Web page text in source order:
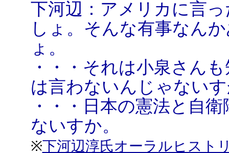
下河辺：アメリカに言
しょ。そんな有事なん
ょ。
・・・それは小泉さん
は言わないんじゃない
・・・日本の憲法と自
ないすか。
※下河辺淳氏オーラルヒスト